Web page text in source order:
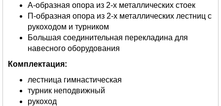
А-образная опора из 2-х металлических стоек
П-образная опора из 2-х металлических лестниц с
рукоходом и турником
Большая соединительная перекладина для
навесного оборудования
Комплектация:
лестница гимнастическая
турник неподвижный
рукоход